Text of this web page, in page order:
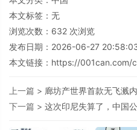
本文标签：无
浏览次数： 632 次浏览
发布日期：2026-06-27
本文链接： https://001can.com/
上一篇 > 廊坊产世界首款无飞溅
下一篇 > 这次印尼失算了，中国